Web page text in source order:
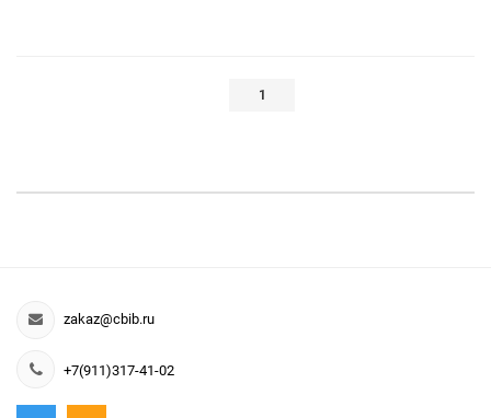
1
zakaz@cbib.ru
+7(911)317-41-02